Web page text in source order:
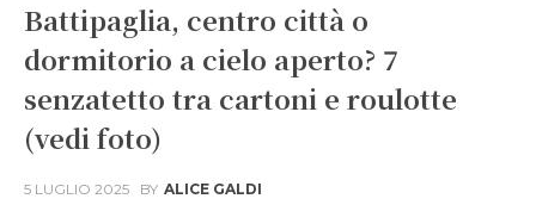
Battipaglia, centro città o
dormitorio a cielo aperto? 7
senzatetto tra cartoni e roulotte
(vedi foto)
5 LUGLIO 2025 BY ALICE GALDI